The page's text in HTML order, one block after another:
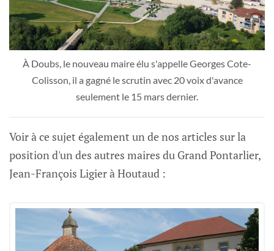
À Doubs, le nouveau maire élu s'appelle Georges Cote-
Colisson, il a gagné le scrutin avec 20 voix d'avance
seulement le 15 mars dernier.
Voir à ce sujet également un de nos articles sur la
position d'un des autres maires du Grand Pontarlier,
Jean-François Ligier à Houtaud :